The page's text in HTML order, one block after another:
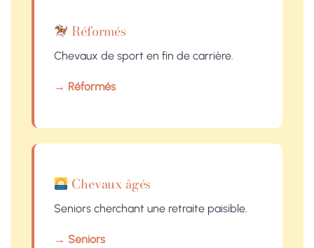
Réformés
Chevaux de sport en fin de carrière.
→ Réformés
Chevaux âgés
Seniors cherchant une retraite paisible.
→ Seniors